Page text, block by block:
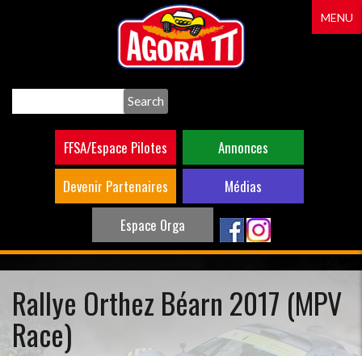
FFSA/Espace Pilotes
Annonces
Devenir Partenaires
Médias
Espace Orga
MENU
Rallye Orthez Béarn 2017 (MPV
Race)